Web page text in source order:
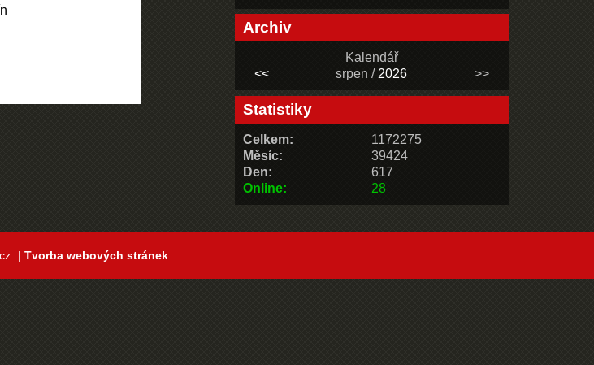
Archiv
Kalendář
<<
srpen / 2026 >>
Statistiky
Online: 28
Celkem:
1172275
Měsíc:
39424
Den:
617
| Tvorba webových stránek